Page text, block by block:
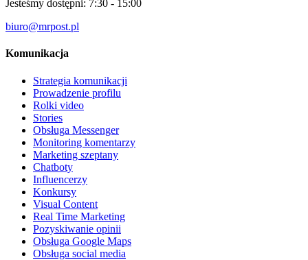
Jesteśmy dostępni: 7:30 - 15:00
biuro@mrpost.pl
Komunikacja
Strategia komunikacji
Prowadzenie profilu
Rolki video
Stories
Obsługa Messenger
Monitoring komentarzy
Marketing szeptany
Chatboty
Influencerzy
Konkursy
Visual Content
Real Time Marketing
Pozyskiwanie opinii
Obsługa Google Maps
Obsługa social media